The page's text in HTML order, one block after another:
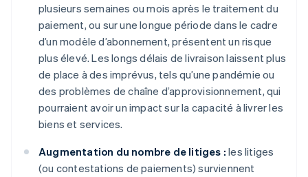
plusieurs semaines ou mois après le traitement du
paiement, ou sur une longue période dans le cadre
d’un modèle d’abonnement, présentent un risque
plus élevé. Les longs délais de livraison laissent plus
de place à des imprévus, tels qu’une pandémie ou
des problèmes de chaîne d’approvisionnement, qui
pourraient avoir un impact sur la capacité à livrer les
biens et services.
Augmentation du nombre de litiges : les litiges
(ou contestations de paiements) surviennent